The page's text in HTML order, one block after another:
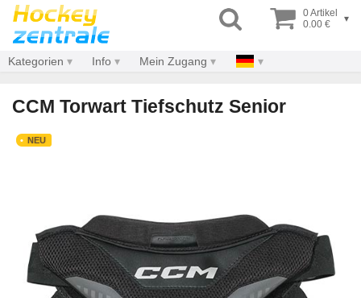
0 Artikel
0.00 €
▾
Kategorien Info Mein Zugang
CCM Torwart Tiefschutz Senior
NEU